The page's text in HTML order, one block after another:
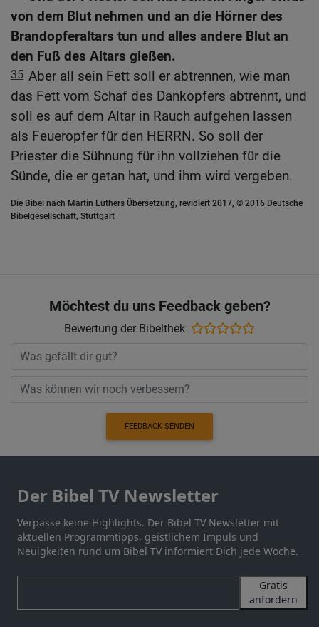
von dem Blut nehmen und an die Hörner des
Brandopferaltars tun und alles andere Blut an
den Fuß des Altars gießen.
35 Aber all sein Fett soll er abtrennen, wie man
das Fett vom Schaf des Dankopfers abtrennt, und
soll es auf dem Altar in Rauch aufgehen lassen
als Feueropfer für den HERRN. So soll der
Priester die Sühnung für ihn vollziehen für die
Sünde, die er getan hat, und ihm wird vergeben.
Die Bibel nach Martin Luthers Übersetzung, revidiert 2017, © 2016 Deutsche
Bibelgesellschaft, Stuttgart
Möchtest du uns Feedback geben?
Bewertung der Bibelthek
FEEDBACK SENDEN
Der Bibel TV Newsletter
Verpasse keine Highlights. Der Bibel TV Newsletter mit
aktuellen Programmtipps, geistlichem Impuls und
Neuigkeiten rund um Bibel TV informiert Dich jede Woche.
Gratis
anfordern